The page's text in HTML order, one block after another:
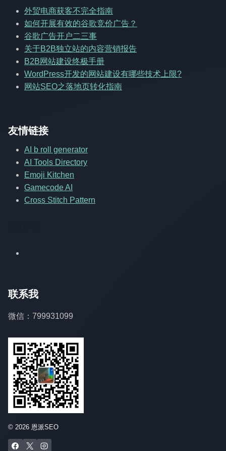
外贸电商获客不完全指南
如何开展有效的谷歌竞价广告？
谷歌广告开户二三事
关于B2B独立站的内容营销报告
B2B网站建设终极手册
WordPress开发的网站建设有哪些技术上限?
网站SEO之落地页转化指南
友情链接
AI b roll generator
AI Tools Directory
Emoji Kitchen
Gamecode AI
Cross Stitch Pattern
联系我
微信：799931099
© 2026 恩派SEO